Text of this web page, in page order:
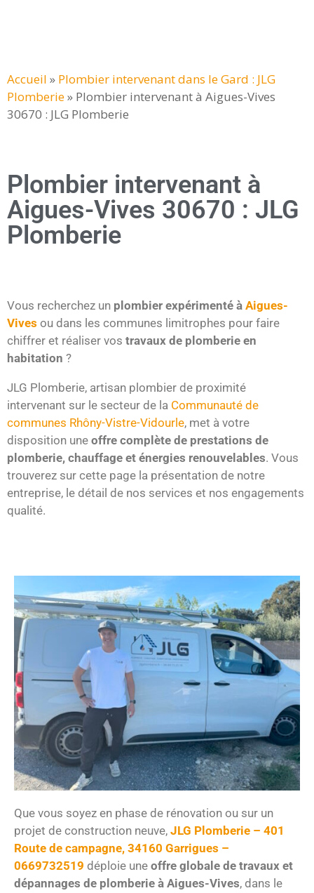
Accueil » Plombier intervenant dans le Gard : JLG
Plomberie» Plombier intervenant à Aigues-Vives
30670 : JLG Plomberie
Plombier intervenant à
Aigues-Vives 30670 : JLG
Plomberie
Vous recherchez un plombier expérimenté à Aigues-
Vives ou dans les communes limitrophes pour faire
chiffrer et réaliser vos travaux de plomberie en
habitation ?
JLG Plomberie, artisan plombier de proximité
intervenant sur le secteur de la Communauté de
communes Rhôny-Vistre-Vidourle, met à votre
disposition une offre complète de prestations de
plomberie, chauffage et énergies renouvelables. Vous
trouverez sur cette page la présentation de notre
entreprise, le détail de nos services et nos engagements
qualité.
Que vous soyez en phase de rénovation ou sur un
projet de construction neuve, JLG Plomberie – 401
Route de campagne, 34160 Garrigues –
0669732519 déploie une offre globale de travaux et
dépannages de plomberie à Aigues-Vives, dans le